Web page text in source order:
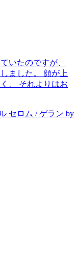
いたのですが、
ました。 顔が上
、 それよりはお